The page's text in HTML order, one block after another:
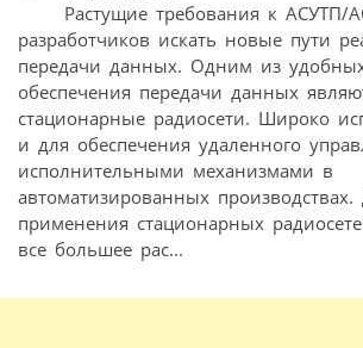
Растущие требования к АСУТП/
разработчиков искать новые пути
передачи данных. Одним из удобных
обеспечения передачи данных
стационарные радиосети. Широко
и для обеспечения удаленного
исполнительными механизмами в
автоматизированных
применения стационарных
все большее рас...